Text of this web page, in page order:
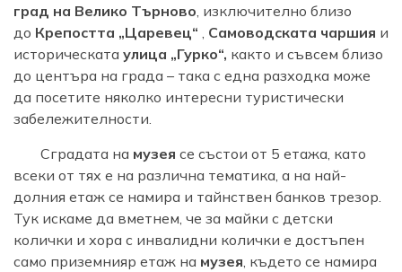
град на Велико Търново, изключително близо
до Крепостта „Царевец“ , Самоводската чаршия и
историческата улица „Гурко“, както и съвсем близо
до центъра на града – така с една разходка може
да посетите няколко интересни туристически
забележителности.
Сградата на музея се състои от 5 етажа, като
всеки от тях е на различна тематика, а на най-
долния етаж се намира и тайнствен банков трезор.
Тук искаме да вметнем, че за майки с детски
колички и хора с инвалидни колички е достъпен
само приземнияр етаж на музея, където се намира